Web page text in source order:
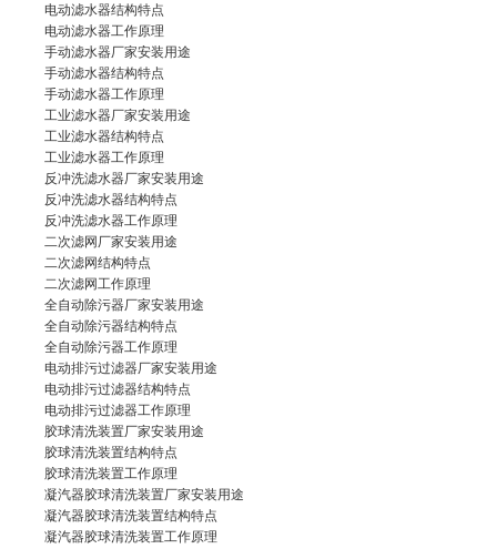
电动滤水器结构特点
电动滤水器工作原理
手动滤水器厂家安装用途
手动滤水器结构特点
手动滤水器工作原理
工业滤水器厂家安装用途
工业滤水器结构特点
工业滤水器工作原理
反冲洗滤水器厂家安装用途
反冲洗滤水器结构特点
反冲洗滤水器工作原理
二次滤网厂家安装用途
二次滤网结构特点
二次滤网工作原理
全自动除污器厂家安装用途
全自动除污器结构特点
全自动除污器工作原理
电动排污过滤器厂家安装用途
电动排污过滤器结构特点
电动排污过滤器工作原理
胶球清洗装置厂家安装用途
胶球清洗装置结构特点
胶球清洗装置工作原理
凝汽器胶球清洗装置厂家安装用途
凝汽器胶球清洗装置结构特点
凝汽器胶球清洗装置工作原理